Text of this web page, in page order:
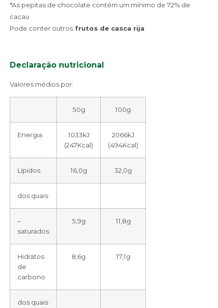
*As pepitas de chocolate contém um mínimo de 72% de
cacau
Pode conter outros frutos de casca rija
Declaração nutricional
Valores médios por:
50g 100g
Energia
1033kJ
(247Kcal)
2066kJ
(494Kcal)
Lípidos 16,0g 32,0g
dos quais
–
saturados
5,9g 11,8g
Hidratos
de
carbono
8,6g 17,1g
dos quais